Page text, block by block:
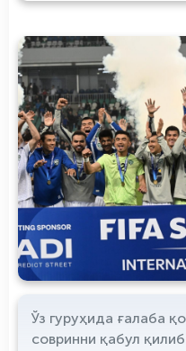
Ўз гуруҳида ғалаба
совринни қабул